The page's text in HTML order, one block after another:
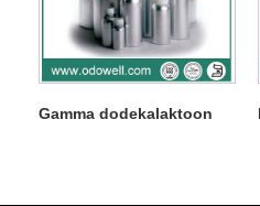
Gamma dodekalaktoon